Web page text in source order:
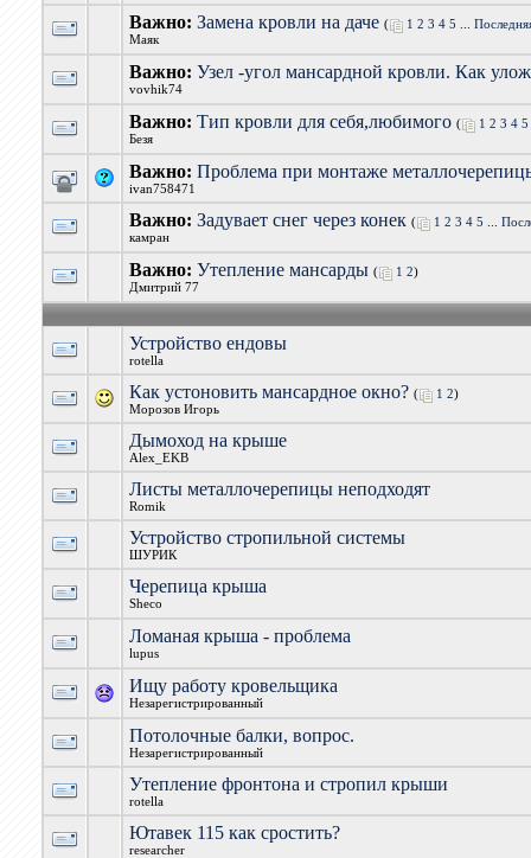
Важно: Замена кровли на даче ( 1 2 3 4 5
Маяк
Важно: Узел -угол мансардной кровли. Как
vovhik74
Важно: Тип кровли для себя,любимого ( 1 2 3 4 5
Безя
Важно: Проблема при монтаже
ivan758471
Важно: Задувает снег через конек ( 1 2 3 4 5
камран
Важно: Утепление мансарды ( 1 2)
Дмитрий 77
Устройство ендовы
rotella
Как устоновить мансардное окно? ( 1 2)
Морозов Игорь
Дымоход на крыше
Alex_EKB
Листы металлочерепицы неподходят
Romik
Устройство стропильной системы
ШУРИК
Черепица крыша
Sheco
Ломаная крыша - проблема
lupus
Ищу работу кровельщика
Незарегистрированный
Потолочные балки, вопрос.
Незарегистрированный
Утепление фронтона и стропил крыши
rotella
Ютавек 115 как сростить?
researcher